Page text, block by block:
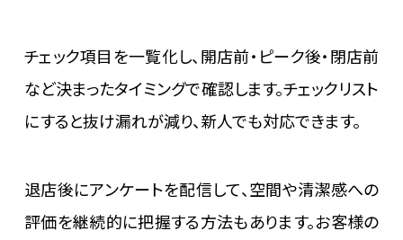
チェック項目を一覧化し、開店前・ピーク後・閉店前
など決まったタイミングで確認します。チェックリスト
にすると抜け漏れが減り、新人でも対応できます。
退店後にアンケートを配信して、空間や清潔感への
評価を継続的に把握する方法もあります。お客様の